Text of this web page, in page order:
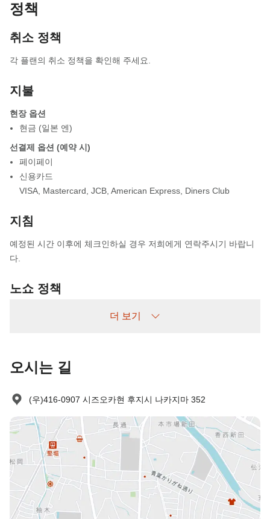
정책
취소 정책
각 플랜의 취소 정책을 확인해 주세요.
지불
현장 옵션
현금 (일본 엔)
선결제 옵션 (예약 시)
페이페이
신용카드
VISA Mastercard JCB American Express Diners Club
지침
예정된 시간 이후에 체크인하실 경우 저희에게 연락주시기 바랍니
다.
노쇼 정책
더 보기
오시는 길
(우)416-0907 시즈오카현 후지시 나카지마 352